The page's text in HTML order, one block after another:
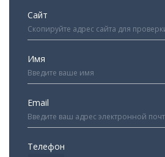
Сайт
Имя
Email
Телефон